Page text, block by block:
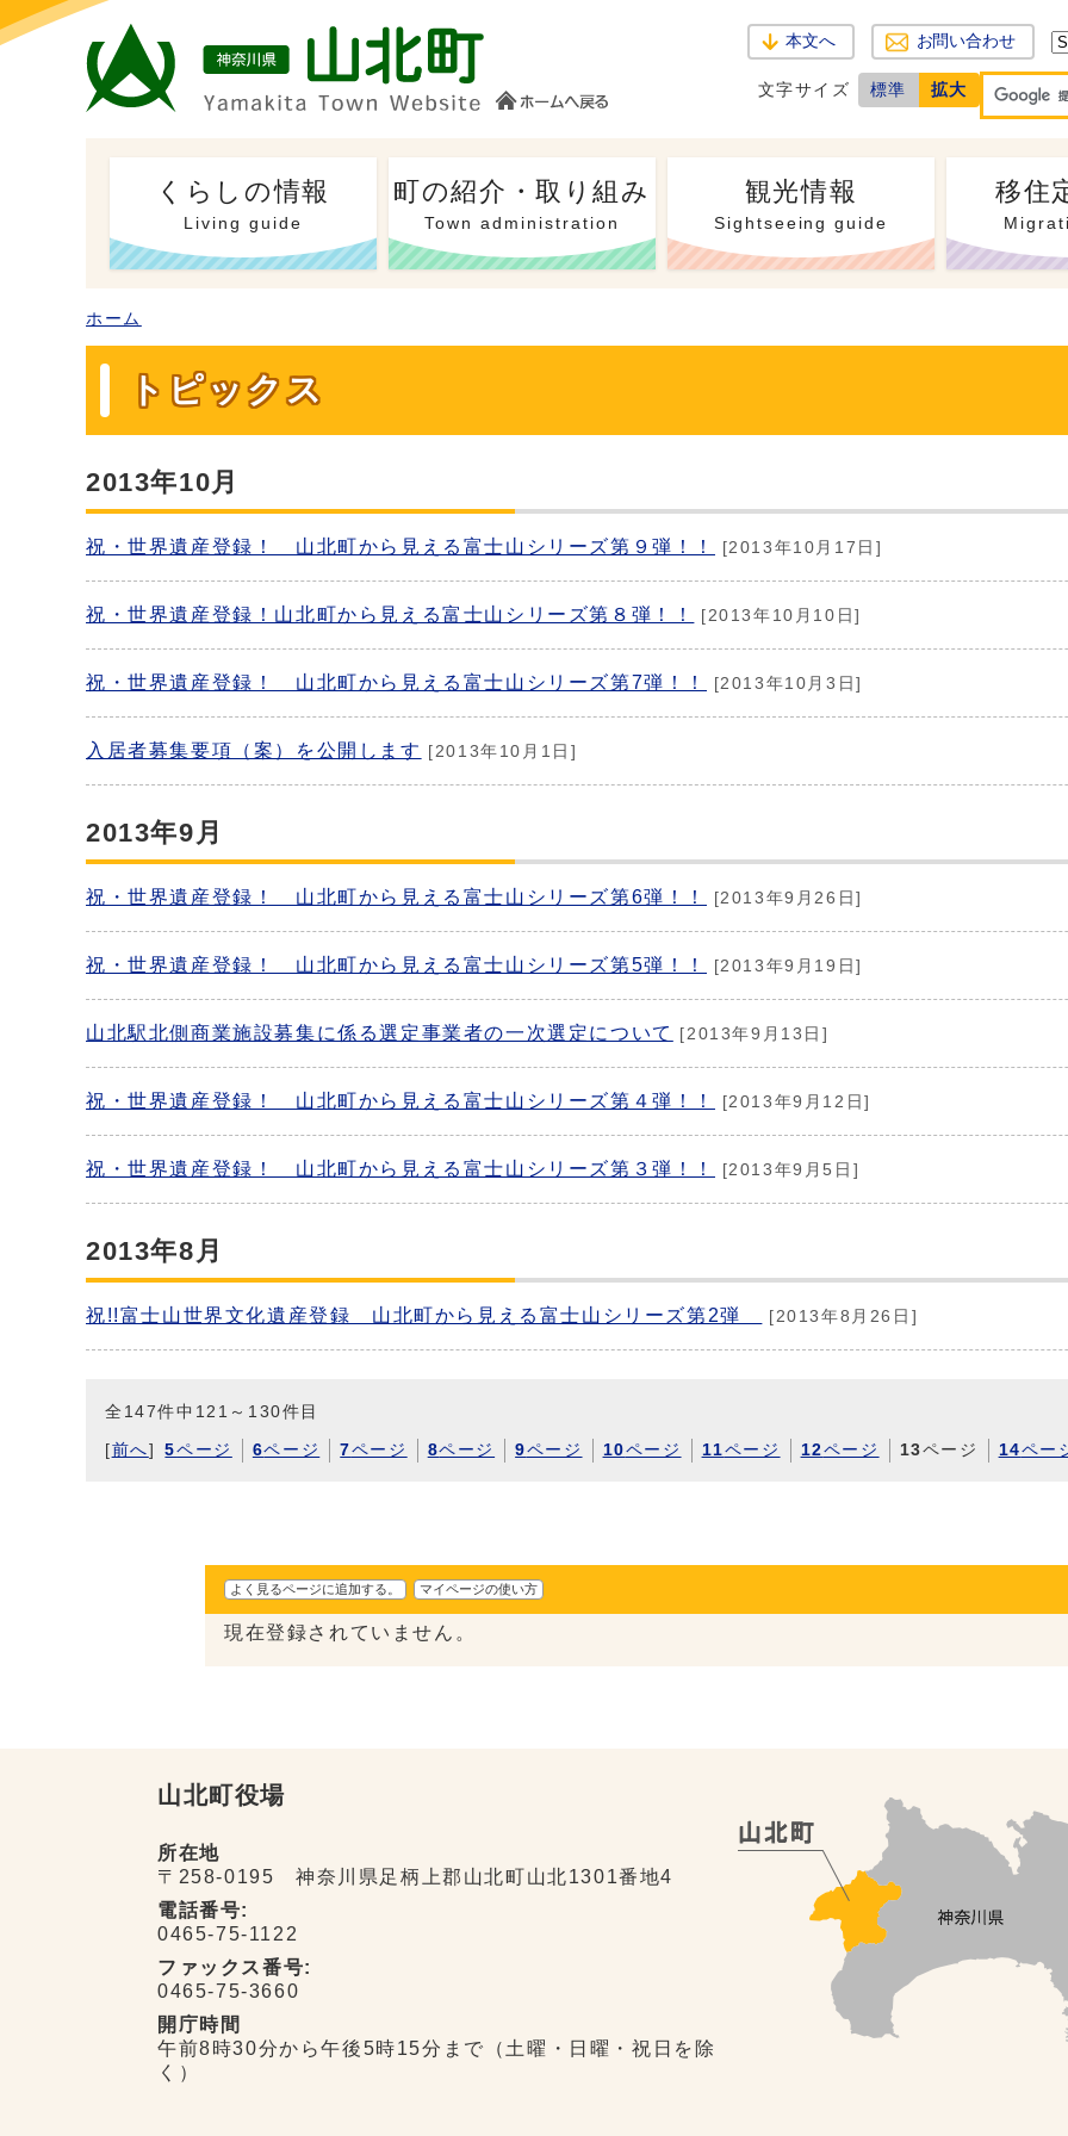
本文へ お問い合わせ
文字サイズ 標準 拡大
くらしの情報
Living guide
町の紹介・取り組み
Town administration
観光情報
Sightseeing guide
移住
ホーム
トピックス
2013年10月
祝・世界遺産登録！ 山北町から見える富士山シリーズ第９弾！！ [2013年10月17日]
祝・世界遺産登録！山北町から見える富士山シリーズ第８弾！！ [2013年10月10日]
祝・世界遺産登録！ 山北町から見える富士山シリーズ第7弾！！ [2013年10月3日]
入居者募集要項（案）を公開します [2013年10月1日]
2013年9月
祝・世界遺産登録！ 山北町から見える富士山シリーズ第6弾！！ [2013年9月26日]
祝・世界遺産登録！ 山北町から見える富士山シリーズ第5弾！！ [2013年9月19日]
山北駅北側商業施設募集に係る選定事業者の一次選定について [2013年9月13日]
祝・世界遺産登録！ 山北町から見える富士山シリーズ第４弾！！ [2013年9月12日]
祝・世界遺産登録！ 山北町から見える富士山シリーズ第３弾！！ [2013年9月5日]
2013年8月
祝!!富士山世界文化遺産登録 山北町から見える富士山シリーズ第2弾 [2013年8月26日]
全147件中121～130件目
[前へ] 5ページ 6ページ 7ページ 8ページ 9ページ 10ページ 11ページ 12ページ 13ページ 14ペー
よく見るページに追加する。 マイページの使い方
現在登録されていません。
山北町役場
所在地
〒258-0195 神奈川県足柄上郡山北町山北1301番地4
電話番号:
0465-75-1122
ファックス番号:
0465-75-3660
開庁時間
午前8時30分から午後5時15分まで（土曜・日曜・祝日を除
く）